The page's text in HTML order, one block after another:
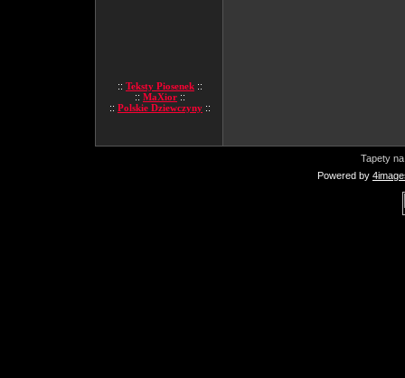
:: Teksty Piosenek ::
:: MaXior ::
:: Polskie Dziewczyny ::
Tapety
Powered by